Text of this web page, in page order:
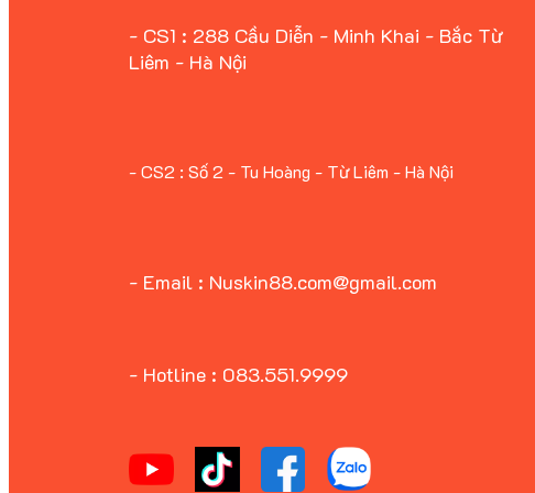
- CS1 : 288 Cầu Diễn - Minh Khai - Bắc Từ
Liêm - Hà Nội
- Email : Nuskin88.com@gmail.com
- Hotline : 083.551.9999
- CS2 : Số 2 - Tu Hoàng - Từ Liêm - Hà Nội